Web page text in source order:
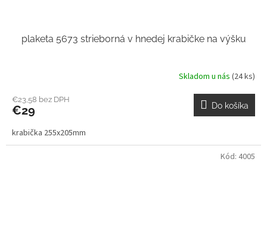
plaketa 5673 strieborná v hnedej krabičke na výšku
Skladom u nás (24 ks)
€23,58 bez DPH
€29 Do košíka
krabička 255x205mm
Kód: 4005